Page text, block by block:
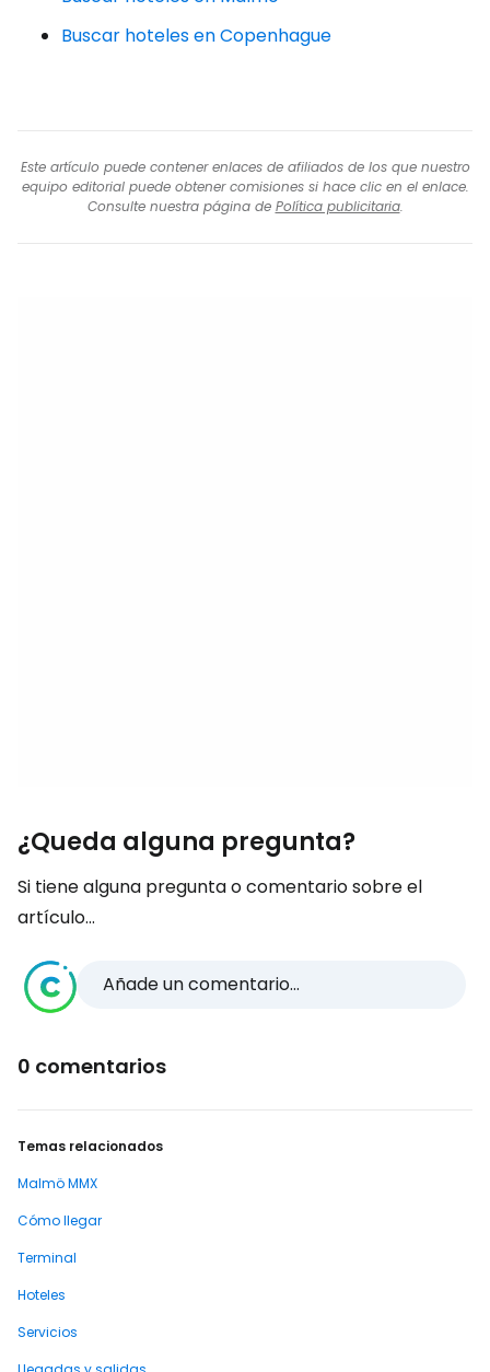
Buscar hoteles en Copenhague
Este artículo puede contener enlaces de afiliados de los que nuestro
equipo editorial puede obtener comisiones si hace clic en el enlace.
Consulte nuestra página de Política publicitaria.
¿Queda alguna pregunta?
Si tiene alguna pregunta o comentario sobre el
artículo...
Añade un comentario...
0 comentarios
Temas relacionados
Malmö MMX
Cómo llegar
Terminal
Hoteles
Servicios